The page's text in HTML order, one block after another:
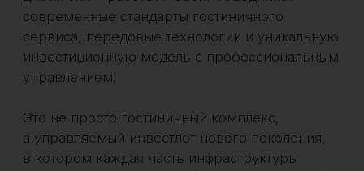
Формат и философия
746 номеров с площадью
от 15 до 30+м²